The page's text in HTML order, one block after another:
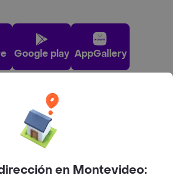
Google play AppGallery
cerca de ti
en Montevideo: